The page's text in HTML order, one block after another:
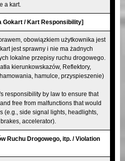
a kart.
Gokart / Kart Responsibility]
obowiązkiem użytkownika jest
jest sprawny i nie ma żadnych
lokalne przepisy ruchu drogowego.
kierunkowskazów, Reflektory,
hamulce, przyspieszenie)
responsibility by law to ensure that
free from malfunctions that would
(e.g., side signal lights, headlights,
accelerator).
Ruchu Drogowego, itp. / Violation